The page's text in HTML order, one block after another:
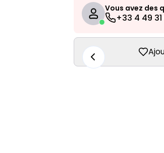
Vous avez des
+33 4 49